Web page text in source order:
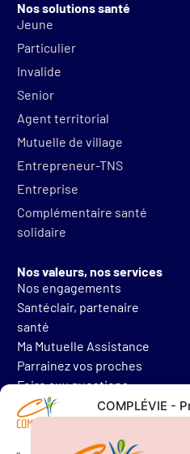
COMPLÉVIE -
Nos solutions santé
Jeune
Particulier
Invalide
Senior
Agent territorial
Mutuelle de village
Entrepreneur-TNS
Entreprise
Complémentaire santé
solidaire
Nos valeurs, nos services
Nos engagements
Santéclair, partenaire
santé
Ma Mutuelle Assistance
Parrainez vos proches
Foire aux questions